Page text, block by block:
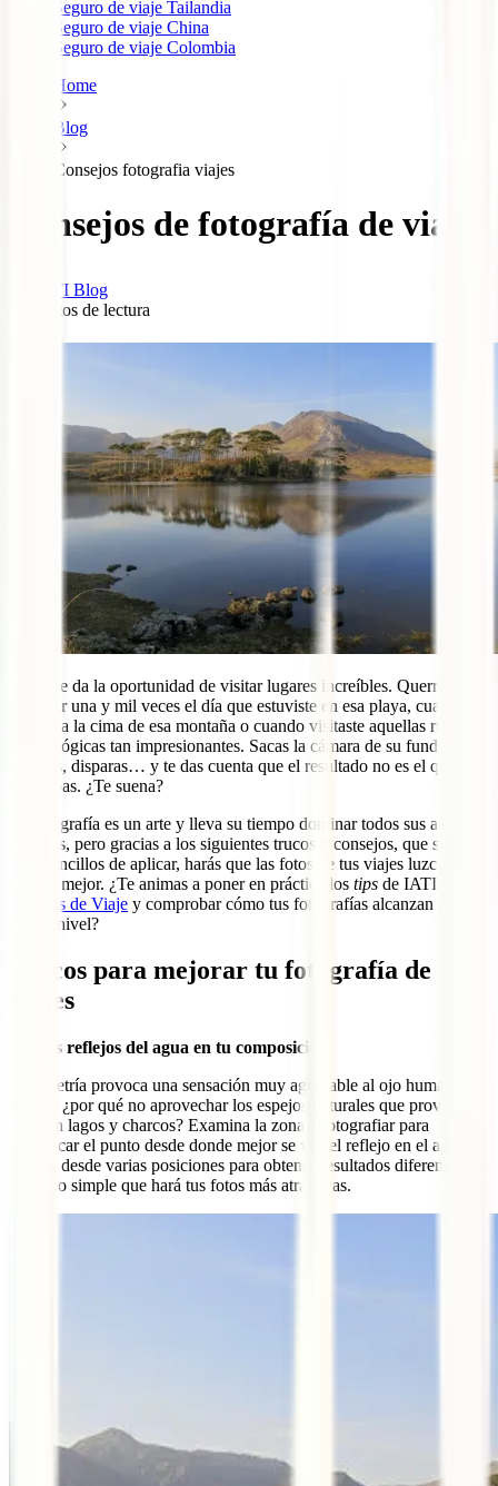
Seguro de viaje Tailandia
Seguro de viaje China
Seguro de viaje Colombia
Home
Blog
Consejos fotografia viajes
Consejos de fotografía de viajes
IATI Blog
minutos de lectura
Viajar te da la oportunidad de visitar lugares increíbles. Querrás
recordar una y mil veces el día que estuviste en esa playa, cuando
subiste a la cima de esa montaña o cuando visitaste aquellas ruinas
arqueológicas tan impresionantes. Sacas la cámara de su funda,
enfocas, disparas… y te das cuenta que el resultado no es el que
esperabas. ¿Te suena?
La fotografía es un arte y lleva su tiempo dominar todos sus aspectos
técnicos, pero gracias a los siguientes trucos y consejos, que son
muy sencillos de aplicar, harás que las fotos de tus viajes luzcan
mucho mejor. ¿Te animas a poner en práctica los tips de IATI
Seguros de Viaje y comprobar cómo tus fotografías alcanzan un
nuevo nivel?
Trucos para mejorar tu fotografía de
viajes
Usa los reflejos del agua en tu composición
La simetría provoca una sensación muy agradable al ojo humano,
así que ¿por qué no aprovechar los espejos naturales que provoca el
agua en lagos y charcos? Examina la zona a fotografiar para
identificar el punto desde donde mejor se vea el reflejo en el agua, o
prueba desde varias posiciones para obtener resultados diferentes. Es
un truco simple que hará tus fotos más atractivas.